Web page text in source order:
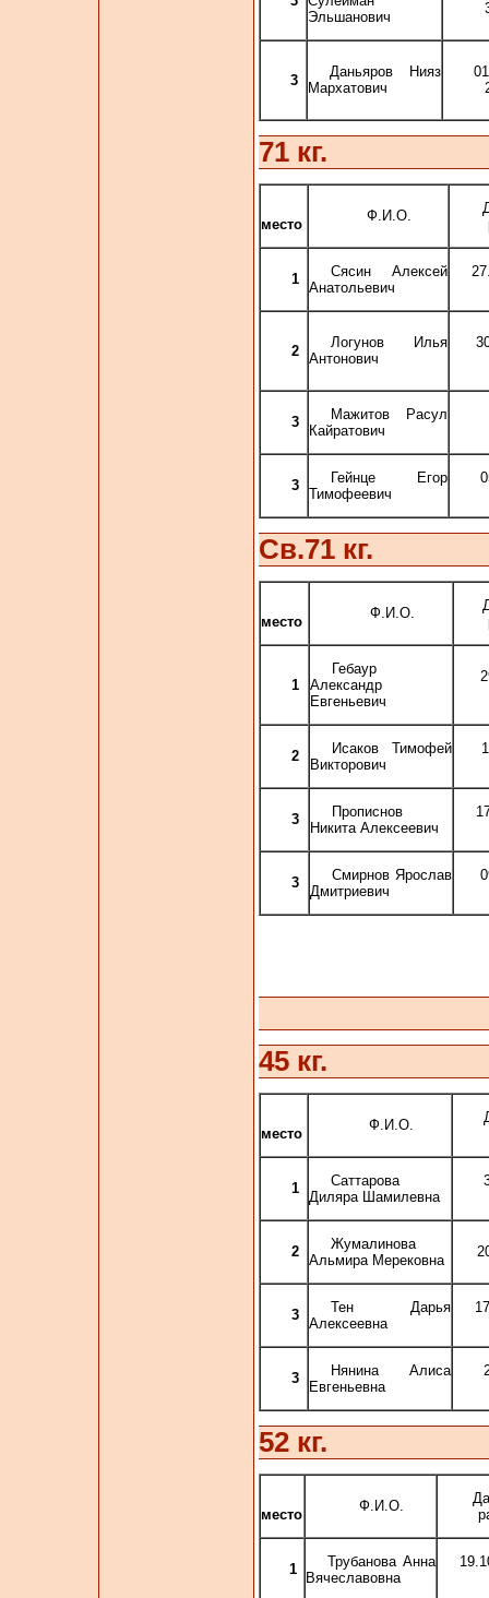
Эльшанович
3
Даньяров Нияз
Мархатович
71 кг.
место
Ф.И.О.
1
Сясин Алексей
Анатольевич
2
Логунов Илья
Антонович
3
Мажитов Расул
Кайратович
3
Гейнце Егор
Тимофеевич
Св.71 кг.
место
Ф.И.О.
1
Гебаур
Александр
Евгеньевич
2
Исаков Тимофей
Викторович
3
Прописнов
Никита Алексеевич
3
Смирнов Ярослав
Дмитриевич
45 кг.
место
Ф.И.О.
1
Саттарова
Диляра Шамилевна
2
Жумалинова
Альмира Мерековна
3
Тен Дарья
Алексеевна
3
Нянина Алиса
Евгеньевна
52 кг.
место
Ф.И.О.
1
Трубанова Анна
Вячеславовна